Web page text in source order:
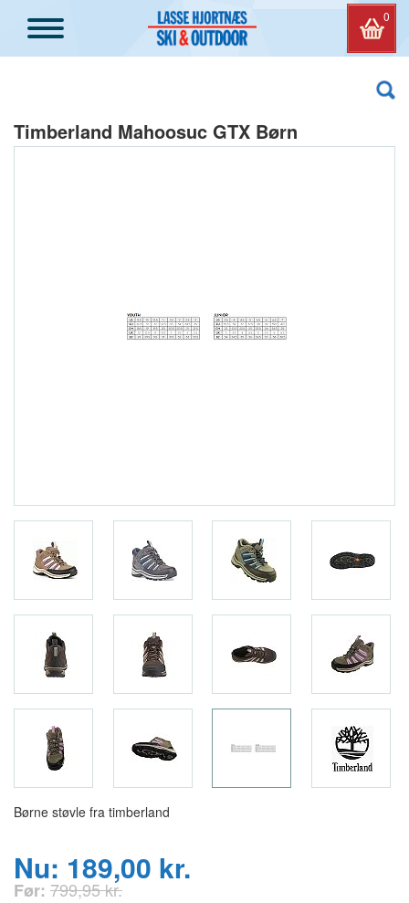
0
Timberland Mahoosuc GTX Børn
Børne støvle fra timberland
Nu: 189,00 kr.
Før: 799,95 kr.